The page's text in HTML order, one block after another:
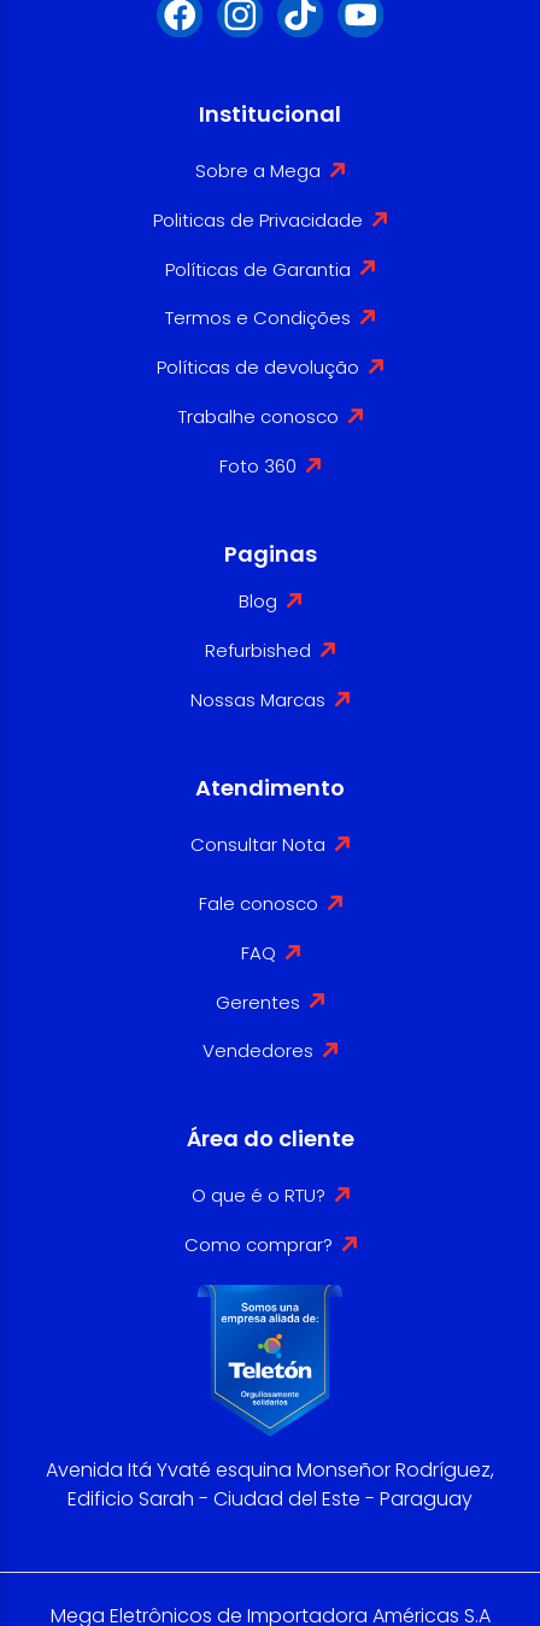
Institucional
Sobre a Mega
Politicas de Privacidade
Políticas de Garantia
Termos e Condições
Políticas de devolução
Trabalhe conosco
Foto 360
Paginas
Blog
Refurbished
Nossas Marcas
Atendimento
Consultar Nota
Fale conosco
FAQ
Gerentes
Vendedores
Área do cliente
O que é o RTU?
Como comprar?
Avenida Itá Yvaté esquina Monseñor Rodríguez,
Edificio Sarah - Ciudad del Este - Paraguay
Mega Eletrônicos de Importadora Américas S.A